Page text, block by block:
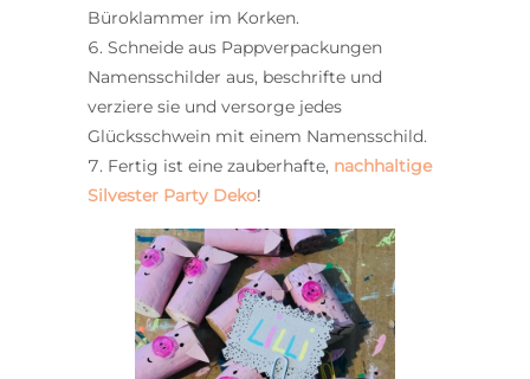
Büroklammer im Korken.
Schneide aus Pappverpackungen
Namensschilder aus, beschrifte und
verziere sie und versorge jedes
Glücksschwein mit einem Namensschild.
Fertig ist eine zauberhafte, nachhaltige
Silvester Party Deko!